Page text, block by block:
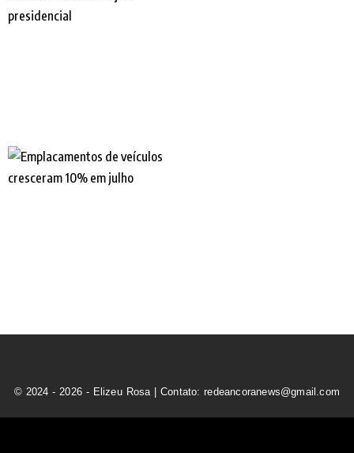
© 2024 - 2026 - Elizeu Rosa | Contato: redeancoranews@gmail.com